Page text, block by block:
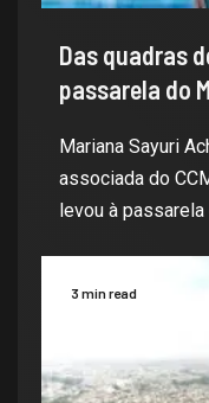
Das quadras
passarela do
Mariana Sayuri
associada do
levou à
3 min read